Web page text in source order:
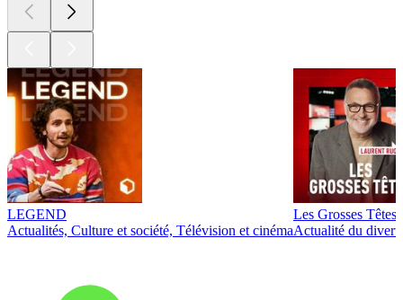
LEGEND
Actualités, Culture et société, Télévision et cinéma
Les Grosses Têtes
Actualité du